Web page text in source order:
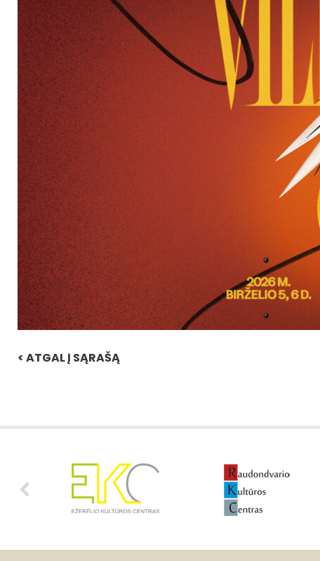
< ATGAL Į SĄRAŠĄ